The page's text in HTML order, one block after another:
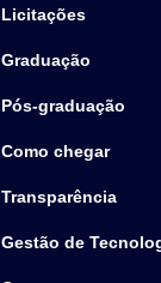
Licitações
Graduação
Pós-graduação
Como chegar
Transparência
Gestão de